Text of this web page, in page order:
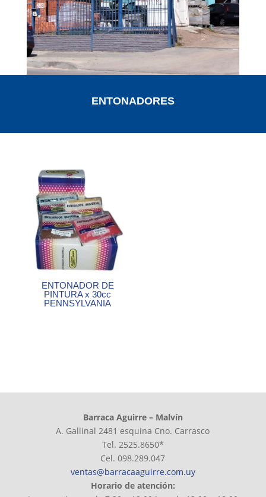
ENTONADORES
ENTONADOR DE
PINTURA x 30cc
PENNSYLVANIA
Barraca Aguirre – Malvín
A. Gallinal 2481 esquina Cno. Carrasco
Tel. 2525.8650*
Cel. 098.289.047
ventas@barracaaguirre.com.uy
Horario de atención: